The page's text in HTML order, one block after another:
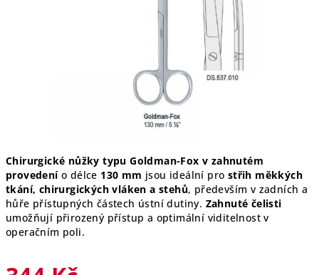
Chirurgické nůžky typu Goldman-Fox v zahnutém
provedenío délce 130 mm jsou ideální pro střih měkkých
tkání, chirurgických vláken a stehů, především v zadních a
hůře přístupných částech ústní dutiny. Zahnuté čelisti
umožňují přirozený přístup a optimální viditelnost v
operačním poli.